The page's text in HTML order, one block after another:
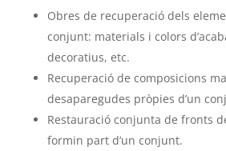
Obres de recuperació dels
conjunt: materials i colors
decoratius, etc.
Recuperació de composicions
desaparegudes pròpies d’un
Restauració conjunta de fronts
formin part d’un conjunt.